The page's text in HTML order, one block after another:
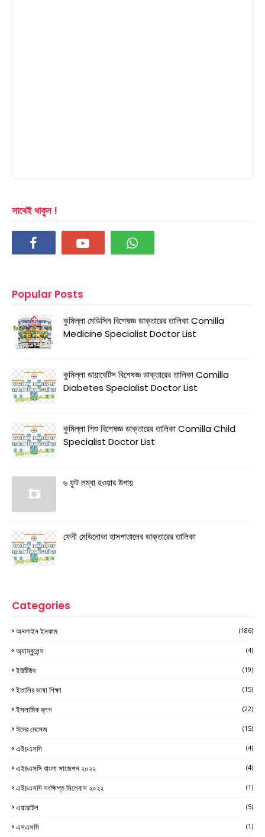
সাথেই থাকুন !
Popular Posts
কুমিল্লা মেডিসিন বিশেষজ্ঞ ডাক্তারের তালিকা Comilla
Medicine Specialist Doctor List
কুমিল্লা ডায়াবেটিস বিশেষজ্ঞ ডাক্তারের তালিকা Comilla
Diabetes Specialist Doctor List
কুমিল্লা শিশু বিশেষজ্ঞ ডাক্তারের তালিকা Comilla Child
Specialist Doctor List
৬ ফুট লম্বা হওয়ার উপায়
ফেনী মেডিনোভা হাসপাতালের ডাক্তারের তালিকা
Categories
অনলাইন ইনকাম (186)
অ্যাম্বুলেন্স (4)
ইউটিউব (19)
ইতালির ভাষা শিক্ষা (15)
ইসলামিক ব্লগ (22)
ঈদের মেসেজ (15)
এইচএসসি (4)
এইচএসসি বাংলা সাজেশন ২০২২ (4)
এইচএসসি সংক্ষিপ্ত সিলেবাস ২০২২ (1)
এয়ারটেল (5)
এসএসসি (1)